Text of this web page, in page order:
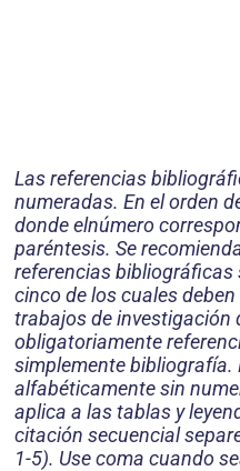
Las referencias
numeradas. En el orden
donde elnúmero
paréntesis. Se
referencias bibliográficas
cinco de los cuales
trabajos de investigación
obligatoriamente
simplemente bibliografía.
alfabéticamente sin
aplica a las tablas y
citación secuencial
1-5). Use coma cuando